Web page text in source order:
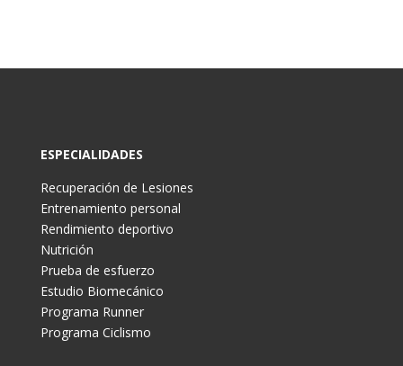
ESPECIALIDADES
Recuperación de Lesiones
Entrenamiento personal
Rendimiento deportivo
Nutrición
Prueba de esfuerzo
Estudio Biomecánico
Programa Runner
Programa Ciclismo